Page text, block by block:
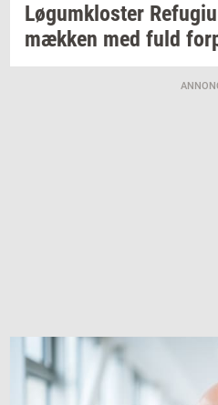
Løgum­klo­ster
mæk­ken med fuld